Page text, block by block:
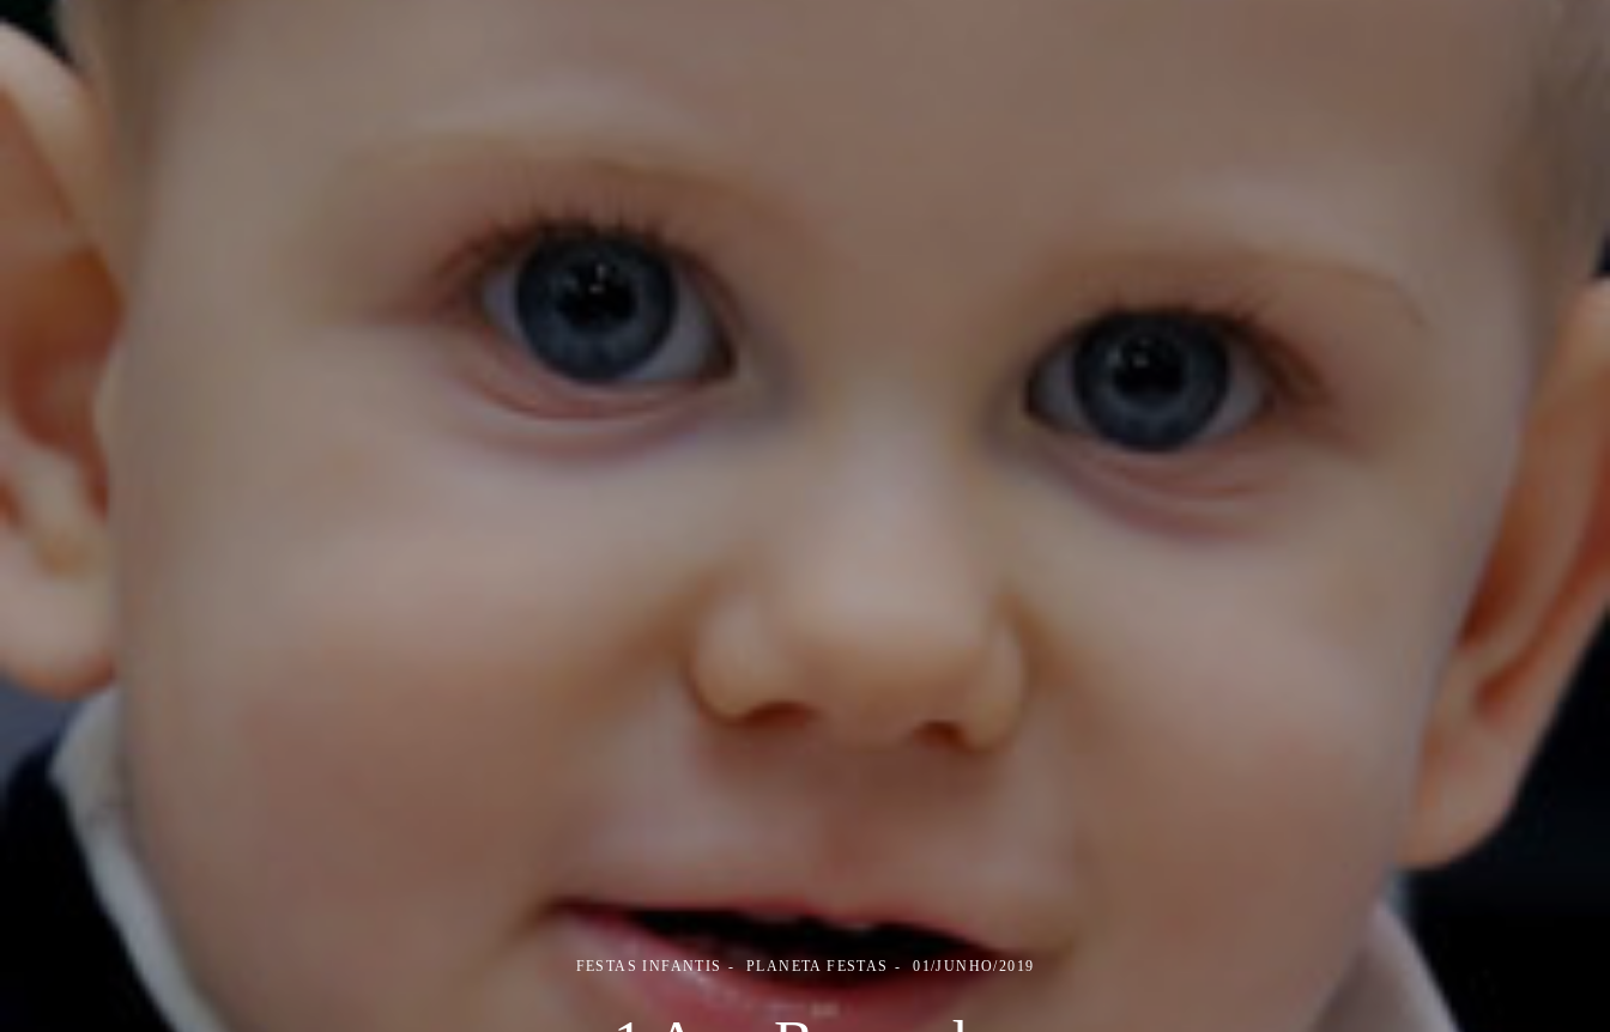
FESTAS INFANTIS PLANETA FESTAS 01/JUNHO/2019